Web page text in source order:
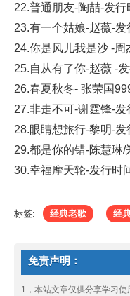
22.普通朋友-陶喆-发
23.有一个姑娘-赵薇-
24.你是风儿我是沙 -周
25.自从有了你-赵薇 -
26.春夏秋冬- 张荣国
27.非走不可-谢霆锋-
28.眼睛想旅行-黎明-
29.都是你的错-陈慧琳/
30.幸福摩天轮-发行时
标签: 经典老歌 经
免责声明：
1，本站文章仅供分享学习使